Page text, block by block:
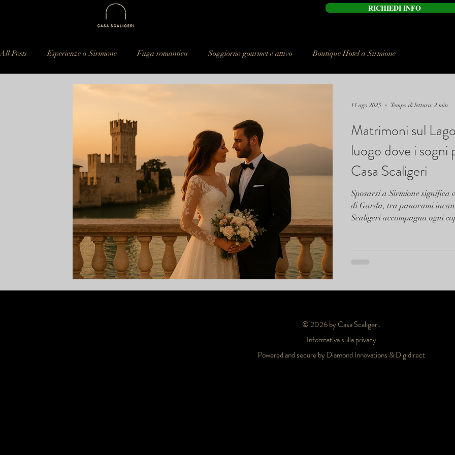
RICHIEDI INFO
All Posts Esperienze a Sirmione Fuga romantica Soggiorno gourmet e attivo Boutique Hotel a Sirmione
Matrimoni sul
luogo dove i
Casa Scaligeri
Sposarsi a Sirmione significa
di Garda, tra panorami
Scaligeri accompagna ogni
11 ago 2025 Tempo di lettura: 2 min
© 2026 by Casa Scaligeri.
Informativa sulla privacy
Powered and secure by Diamond Innovations & Digidirect